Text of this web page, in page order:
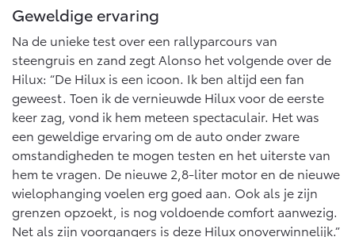
Vanaf € 39.995,- Vanaf € 36.495,-
Toyota C-HR+
BATTERIJ-ELEKTRISCH
Vanaf € 37.995,-
RAV4
PLUG-IN HYBRIDE
Vanaf € 49.995,-
Onderdelen
Accessoires
Banden
Connected
Connected Services
MyToyota login
MyToyota App
Abonnementen
Toyota Autoverzekering
Toyota Hybride Autoverzekering
Geweldige ervaring
Na de unieke test over een rallyparcours van
steengruis en zand zegt Alonso het volgende over de
Hilux: “De Hilux is een icoon. Ik ben altijd een fan
geweest. Toen ik de vernieuwde Hilux voor de eerste
keer zag, vond ik hem meteen spectaculair. Het was
een geweldige ervaring om de auto onder zware
omstandigheden te mogen testen en het uiterste van
hem te vragen. De nieuwe 2,8-liter motor en de nieuwe
wielophanging voelen erg goed aan. Ook als je zijn
grenzen opzoekt, is nog voldoende comfort aanwezig.
Net als zijn voorgangers is deze Hilux onoverwinnelijk.”